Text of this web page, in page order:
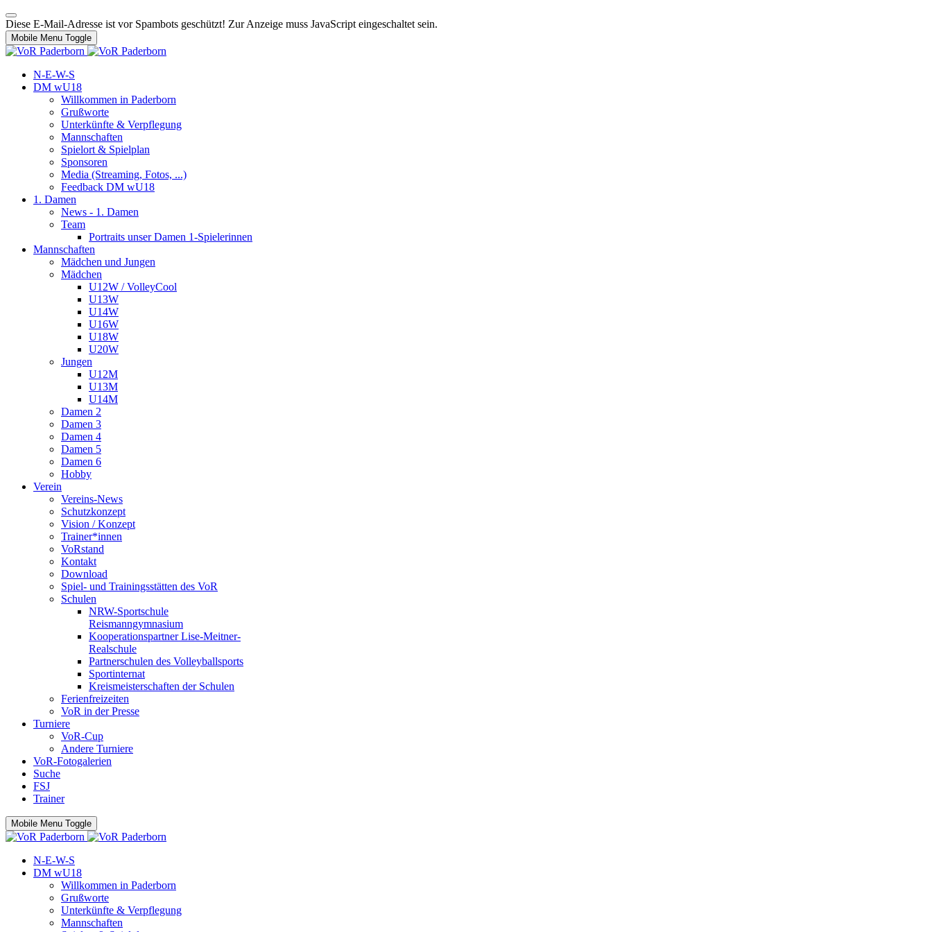
Diese E-Mail-Adresse ist vor Spambots geschützt! Zur Anzeige muss JavaScript eingeschaltet sein.
Mobile Menu Toggle
N-E-W-S
DM wU18
Willkommen in Paderborn
Grußworte
Unterkünfte & Verpflegung
Mannschaften
Spielort & Spielplan
Sponsoren
Media (Streaming, Fotos, ...)
Feedback DM wU18
1. Damen
News - 1. Damen
Team
Portraits unser Damen 1-Spielerinnen
Mannschaften
Mädchen und Jungen
Mädchen
U12W / VolleyCool
U13W
U14W
U16W
U18W
U20W
Jungen
U12M
U13M
U14M
Damen 2
Damen 3
Damen 4
Damen 5
Damen 6
Hobby
Verein
Vereins-News
Schutzkonzept
Vision / Konzept
Trainer*innen
VoRstand
Kontakt
Download
Spiel- und Trainingsstätten des VoR
Schulen
NRW-Sportschule
Reismanngymnasium
Kooperationspartner Lise-Meitner-
Realschule
Partnerschulen des Volleyballsports
Sportinternat
Kreismeisterschaften der Schulen
Ferienfreizeiten
VoR in der Presse
Turniere
VoR-Cup
Andere Turniere
VoR-Fotogalerien
Suche
FSJ
Trainer
Mobile Menu Toggle
N-E-W-S
DM wU18
Willkommen in Paderborn
Grußworte
Unterkünfte & Verpflegung
Mannschaften